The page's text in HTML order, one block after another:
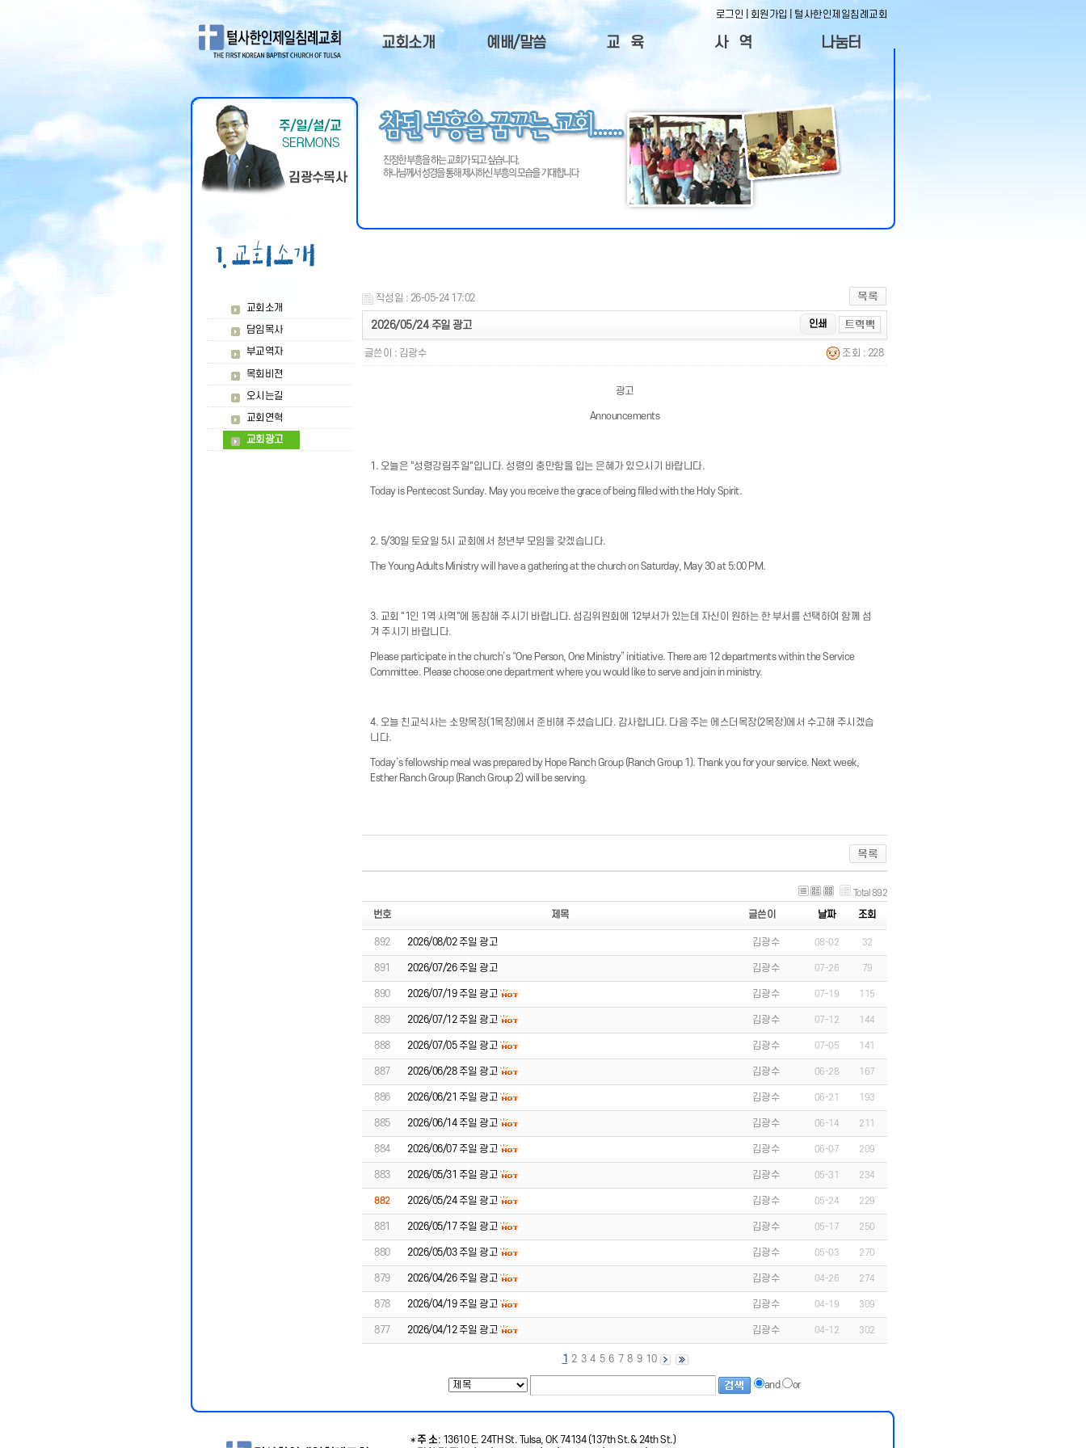
로그인 회원가입 털사한인제일침례교회
교회소개
담임목사
부교역자
목회비젼
교회광고
예배/말씀
주일설교
예배안내
주일예배순서
QT성경본문
교 육
중고등부
주일학교
한글학교
사 역
제자사역
목 장
제직&임원
털사정착
나눔터
동영상코너
나눔의 글
게시판
교회소개
담임목사
부교역자
목회비젼
오시는길
교회연혁
교회광고
작성일 : 26-05-24 17:02
2026/05/24 주일 광고 인쇄
글쓴이 : 김광수 조회 : 228
광고
Announcements
1. 오늘은 "성령강림주일"입니다. 성령의 충만함을 입는 은혜가 있으시기 바랍니다.
Today is Pentecost Sunday. May you receive the grace of being filled with the Holy Spirit.
2. 5/30일 토요일 5시 교회에서 청년부 모임을 갖겠습니다.
The Young Adults Ministry will have a gathering at the church on Saturday, May 30 at 5:00 PM.
3. 교회 "1인 1역 사역"에 동참해 주시기 바랍니다. 섬김위원회에 12부서가 있는데 자신이 원하는 한 부서를 선택하여 함께 섬
겨 주시기 바랍니다.
Please participate in the church’s “One Person, One Ministry” initiative. There are 12 departments within the Service
Committee. Please choose one department where you would like to serve and join in ministry.
4. 오늘 친교식사는 소망목장(1목장)에서 준비해 주셨습니다. 감사합니다. 다음 주는 에스더목장(2목장)에서 수고해 주시겠습
니다.
Today’s fellowship meal was prepared by Hope Ranch Group (Ranch Group 1). Thank you for your service. Next week,
Esther Ranch Group (Ranch Group 2) will be serving.
Total 892
번호 제목 글쓴이 날짜 조회
892 2026/08/02 주일 광고 김광수 08-02 32
891 2026/07/26 주일 광고 김광수 07-26 79
890 2026/07/19 주일 광고 김광수 07-19 115
889 2026/07/12 주일 광고 김광수 07-12 144
888 2026/07/05 주일 광고 김광수 07-05 141
887 2026/06/28 주일 광고 김광수 06-28 167
886 2026/06/21 주일 광고 김광수 06-21 193
885 2026/06/14 주일 광고 김광수 06-14 211
884 2026/06/07 주일 광고 김광수 06-07 209
883 2026/05/31 주일 광고 김광수 05-31 234
882 2026/05/24 주일 광고 김광수 05-24 229
881 2026/05/17 주일 광고 김광수 05-17 250
880 2026/05/03 주일 광고 김광수 05-03 270
879 2026/04/26 주일 광고 김광수 04-26 274
878 2026/04/19 주일 광고 김광수 04-19 309
877 2026/04/12 주일 광고 김광수 04-12 302
1 2 3 4 5 6 7 8 9 10
and or
* 주 소: 13610 E. 24TH St. Tulsa, OK 74134 (137th St.& 24th St.)